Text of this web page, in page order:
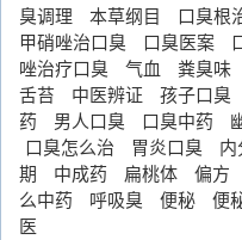
臭调理
本草纲目 口臭根
甲硝唑治口臭
口臭医案
唑治疗口臭
气血 粪臭味
舌苔
中医辨证 孩子口臭
药
男人口臭 口臭中药
口臭怎么治
胃炎口臭
期
中成药 扁桃体 偏方
么中药
呼吸臭 便秘 便
医